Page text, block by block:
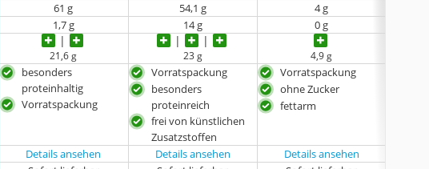
61 g 54,1 g
4 g
1,7 g 14 g
0 g
21,6 g 23 g 4,9 g
besonders
proteinhaltig
Vorratspackung
Vorratspackung
besonders
proteinreich
frei von künstlichen
Zusatzstoffen
Vorratspackung
ohne Zucker
fettarm
Details ansehen Details ansehen
Details ansehen